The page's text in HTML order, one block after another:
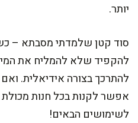
יותר.
סוד קטן שלמדתי מסבתא –
להקפיד שלא להמליח את
להתרכך בצורה אידיאלית.
אפשר לקנות בכל חנות
לשימושים הבאים!